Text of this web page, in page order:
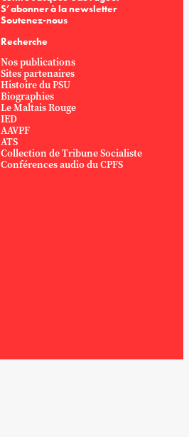
S’abonner à la newsletter
Soutenez-nous
Recherche
Nos publications
Sites partenaires
Histoire du PSU
Biographies
Le Maltais Rouge
IED
AAVPF
ATS
Collection de Tribune Socialiste
Conférences audio du CPFS